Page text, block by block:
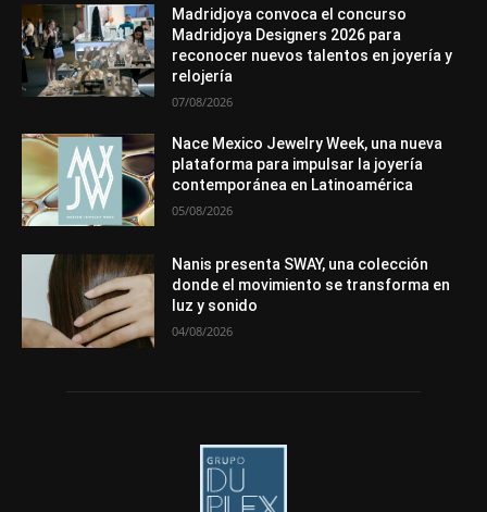
Mundo Técnico
Novedades Opiniones
Perspectiva
Premios
Secciones Sin categoría
Más
Madridjoya convoca el concurso
Madridjoya Designers 2026 para
reconocer nuevos talentos en joyería y
relojería
07/08/2026
Nace Mexico Jewelry Week, una nueva
plataforma para impulsar la joyería
contemporánea en Latinoamérica
05/08/2026
Nanis presenta SWAY, una colección
donde el movimiento se transforma en
luz y sonido
04/08/2026